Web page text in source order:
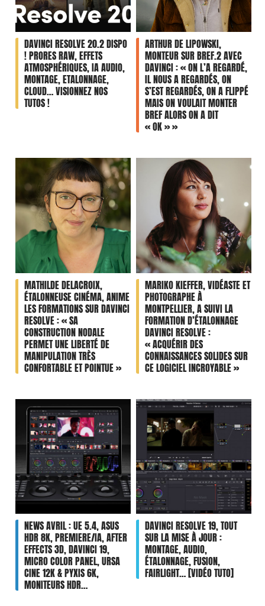
DAVINCI RESOLVE 20.2 DISPO
! PRORES RAW, EFFETS
ATMOSPHÉRIQUES, IA AUDIO,
MONTAGE, ETALONNAGE,
CLOUD… VISIONNEZ NOS
TUTOS !
ARTHUR DE LIPOWSKI,
MONTEUR SUR BREF.2 AVEC
DAVINCI : « ON L’A REGARDÉ,
IL NOUS A REGARDÉS, ON
S’EST REGARDÉS, ON A FLIPPÉ
MAIS ON VOULAIT MONTER
BREF ALORS ON A DIT
« OK » »
MATHILDE DELACROIX,
ÉTALONNEUSE CINÉMA, ANIME
LES FORMATIONS SUR DAVINCI
RESOLVE : « SA
CONSTRUCTION NODALE
PERMET UNE LIBERTÉ DE
MANIPULATION TRÈS
CONFORTABLE ET POINTUE »
MARIKO KIEFFER, VIDÉASTE ET
PHOTOGRAPHE À
MONTPELLIER, A SUIVI LA
FORMATION D’ÉTALONNAGE
DAVINCI RESOLVE :
« ACQUÉRIR DES
CONNAISSANCES SOLIDES SUR
CE LOGICIEL INCROYABLE »
NEWS AVRIL : UE 5.4, ASUS
HDR 8K, PREMIERE/IA, AFTER
EFFECTS 3D, DAVINCI 19,
MICRO COLOR PANEL, URSA
CINE 12K & PYXIS 6K,
MONITEURS HDR…
DAVINCI RESOLVE 19, TOUT
SUR LA MISE À JOUR :
MONTAGE, AUDIO,
ÉTALONNAGE, FUSION,
FAIRLIGHT… [VIDÉO TUTO]